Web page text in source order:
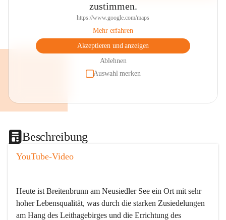
zustimmen.
https://www.google.com/maps
Mehr erfahren
Akzeptieren und anzeigen
Ablehnen
Auswahl merken
Beschreibung
YouTube-Video
Heute ist Breitenbrunn am Neusiedler See ein Ort mit sehr
hoher Lebensqualität, was durch die starken Zusiedelungen
am Hang des Leithagebirges und die Errichtung des